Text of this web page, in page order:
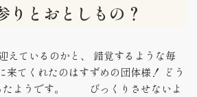
りとおとしもの？
えているのかと、 錯覚するような毎
くれたのはすずめの団体様！ どう
たようです。 びっくりさせないよ